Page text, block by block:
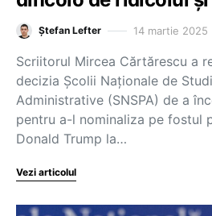
Ștefan Lefter 14 martie 2025
Scriitorul Mircea Cărtărescu a
decizia Școlii Naționale de
Administrative (SNSPA) de a
pentru a-l nominaliza pe fostul
Donald Trump la…
Vezi articolul